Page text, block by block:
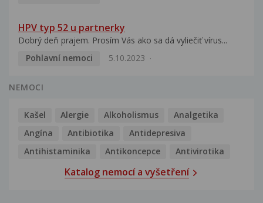
HPV typ 52 u partnerky
Dobrý deň prajem. Prosím Vás ako sa dá vyliečiť vírus...
Pohlavní nemoci
5.10.2023
NEMOCI
Kašel Alergie Alkoholismus
Analgetika
Angína
Antibiotika
Antidepresiva
Antihistaminika
Antikoncepce Antivirotika
Katalog nemocí a vyšetření